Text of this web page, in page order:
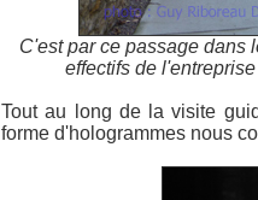
C'est par ce passage dans
effectifs de
Tout au long de la visite
forme d'hologrammes nous